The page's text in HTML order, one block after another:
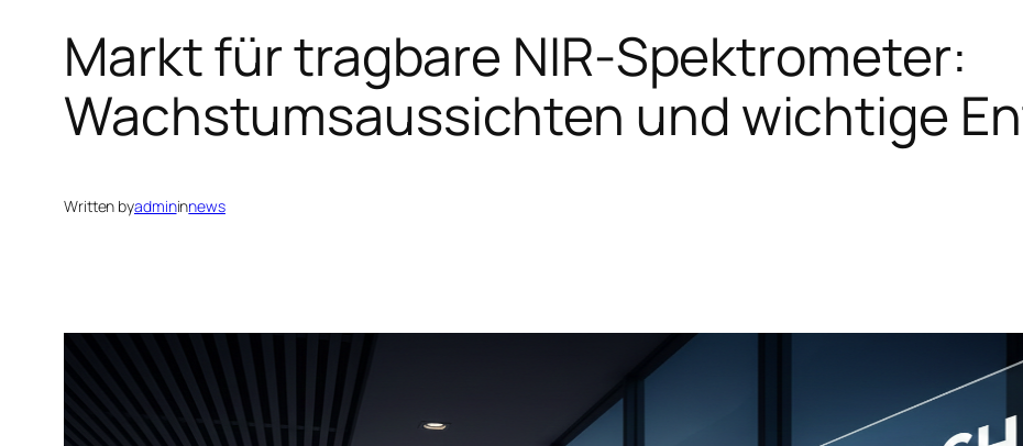
Markt für tragbare NIR-Spektrometer:
Wachstumsaussichten und wichtige
Written byadmininnews